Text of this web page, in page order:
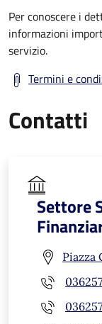
Per conoscere i
informazioni
servizio.
Termini e
Contatti
Settore
Piazza